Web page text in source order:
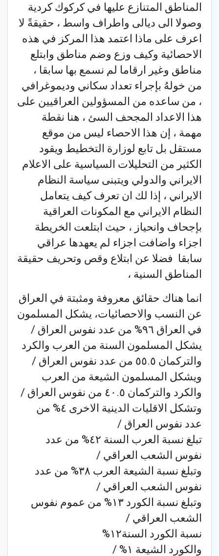
المناطق المتنازع عليها في كركوك كردية
وصولا الى ديالى واطراف واسط ، حقيقةً لا
اعرف على ماذا اعتمد هذا المركز في هذه
الاحصائية وكيف وزع وضم مناطق وابتلع
مناطق وغير ارقاما لم نسمع بها سابقا ،
من خولهُ بإجراء تعداد سكاني وديموغرافي
، من ساعده من المسؤولين العراقيين على
هذا الاعداد المجحف السئ ، هنا نقطة
مهمة ، إن هذا الاحصاء ليس من موقع
مستقل بل تابع لوزارة التخطيط ويقود
الكثير من التحليلات السياسية على الاعلام
الايراني والدولي ويتبنى سياسة النظام
الايراني ، إذا لك ان تعرف كيف يتعامل
النظام الايراني مع المكونات العراقية
بإجحاف وانحياز ، حيث ابتلعت الخريطة
اجزاء واضافت اجزاء لم يعهدها عراقي
سابقا فضلا عن ابتلاع وقص وتحريف حقيقة
المناطق السنية ،
انما هناك حقائق معروفة ومثبتة في العراق
عن النسب والاحصائيات، يشكل المسلمون
في العراق ٩٦% من عدد نفوس العراق /
يشكل المسلمون السنة من العرب والكرد
والتركمان ٥٥.٥ من عدد نفوس العراق /
ويشكل المسلمون الشيعة من العرب
والكرد والتركمان ٤٠.٥ من نفوس العراق /
وتشكل الاقليات الدينية الاخرى ٤% من
عدد نفوس العراق /
تبلغ نسبة العرب السنة ٤٢% من عدد
نفوس الشعب العراقي /
وتبلغ نسبة الشيعة العرب ٣٨% من عدد
نفوس الشعب العراقي /
وتبلغ نسبة الكورد ١٣% من عموم نفوس
الشعب العراقي /
نسبة الكورد السنة١٢%
والكورد الشيعة ١% /